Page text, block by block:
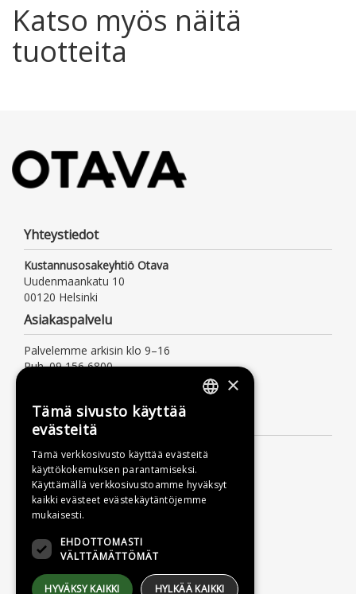
Katso myös näitä
tuotteita
Yhteystiedot
Kustannusosakeyhtiö Otava
Uudenmaankatu 10
00120 Helsinki
Asiakaspalvelu
Palvelemme arkisin klo 9–16
Puh. 09 156 6800
Lisätietoa
Toimitusehdot
Käyttöohjeet
Tietosuojaseloste
Saavutettavuusseloste
×
Tämä sivusto käyttää
evästeitä
Tämä verkkosivusto käyttää evästeitä
käyttökokemuksen parantamiseksi.
Käyttämällä verkkosivustoamme hyväksyt
kaikki evästeet evästekäytäntöjemme
mukaisesti.
EHDOTTOMASTI
VÄLTTÄMÄTTÖMÄT
HYVÄKSY KAIKKI HYLKÄÄ KAIKKI